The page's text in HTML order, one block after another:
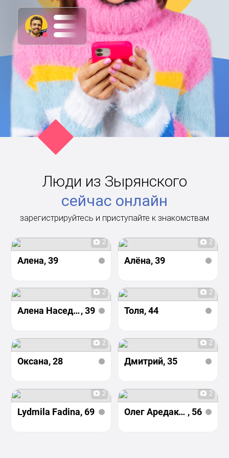
Люди из Зырянского
сейчас онлайн
зарегистрируйтесь и приступайте к знакомствам
2
Алена, 39
2
Алёна, 39
2
Алена Наседкена, 39
2
Толя, 44
2
Оксана, 28
2
Дмитрий, 35
2
Lydmila Fadina, 69
2
Олег Аредаков , 56